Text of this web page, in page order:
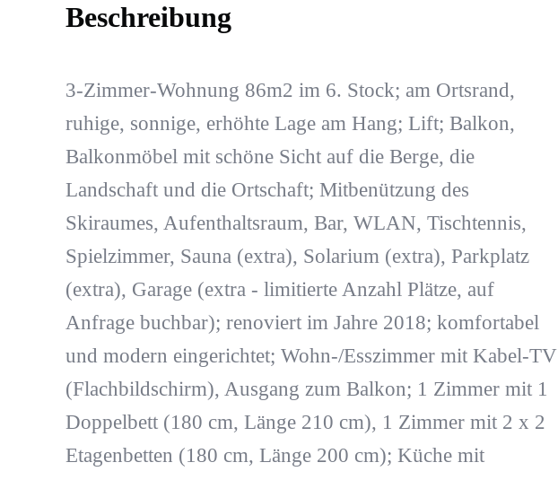
Beschreibung
3-Zimmer-Wohnung 86m2 im 6. Stock; am Ortsrand,
ruhige, sonnige, erhöhte Lage am Hang; Lift; Balkon,
Balkonmöbel mit schöne Sicht auf die Berge, die
Landschaft und die Ortschaft; Mitbenützung des
Skiraumes, Aufenthaltsraum, Bar, WLAN, Tischtennis,
Spielzimmer, Sauna (extra), Solarium (extra), Parkplatz
(extra), Garage (extra - limitierte Anzahl Plätze, auf
Anfrage buchbar); renoviert im Jahre 2018; komfortabel
und modern eingerichtet; Wohn-/Esszimmer mit Kabel-TV
(Flachbildschirm), Ausgang zum Balkon; 1 Zimmer mit 1
Doppelbett (180 cm, Länge 210 cm), 1 Zimmer mit 2 x 2
Etagenbetten (180 cm, Länge 200 cm); Küche mit